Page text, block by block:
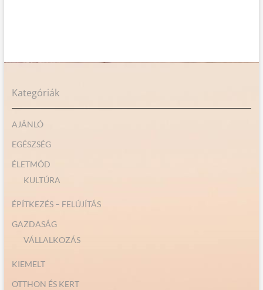
Kategóriák
AJÁNLÓ
EGÉSZSÉG
ÉLETMÓD
KULTÚRA
ÉPÍTKEZÉS – FELÚJÍTÁS
GAZDASÁG
VÁLLALKOZÁS
KIEMELT
OTTHON ÉS KERT